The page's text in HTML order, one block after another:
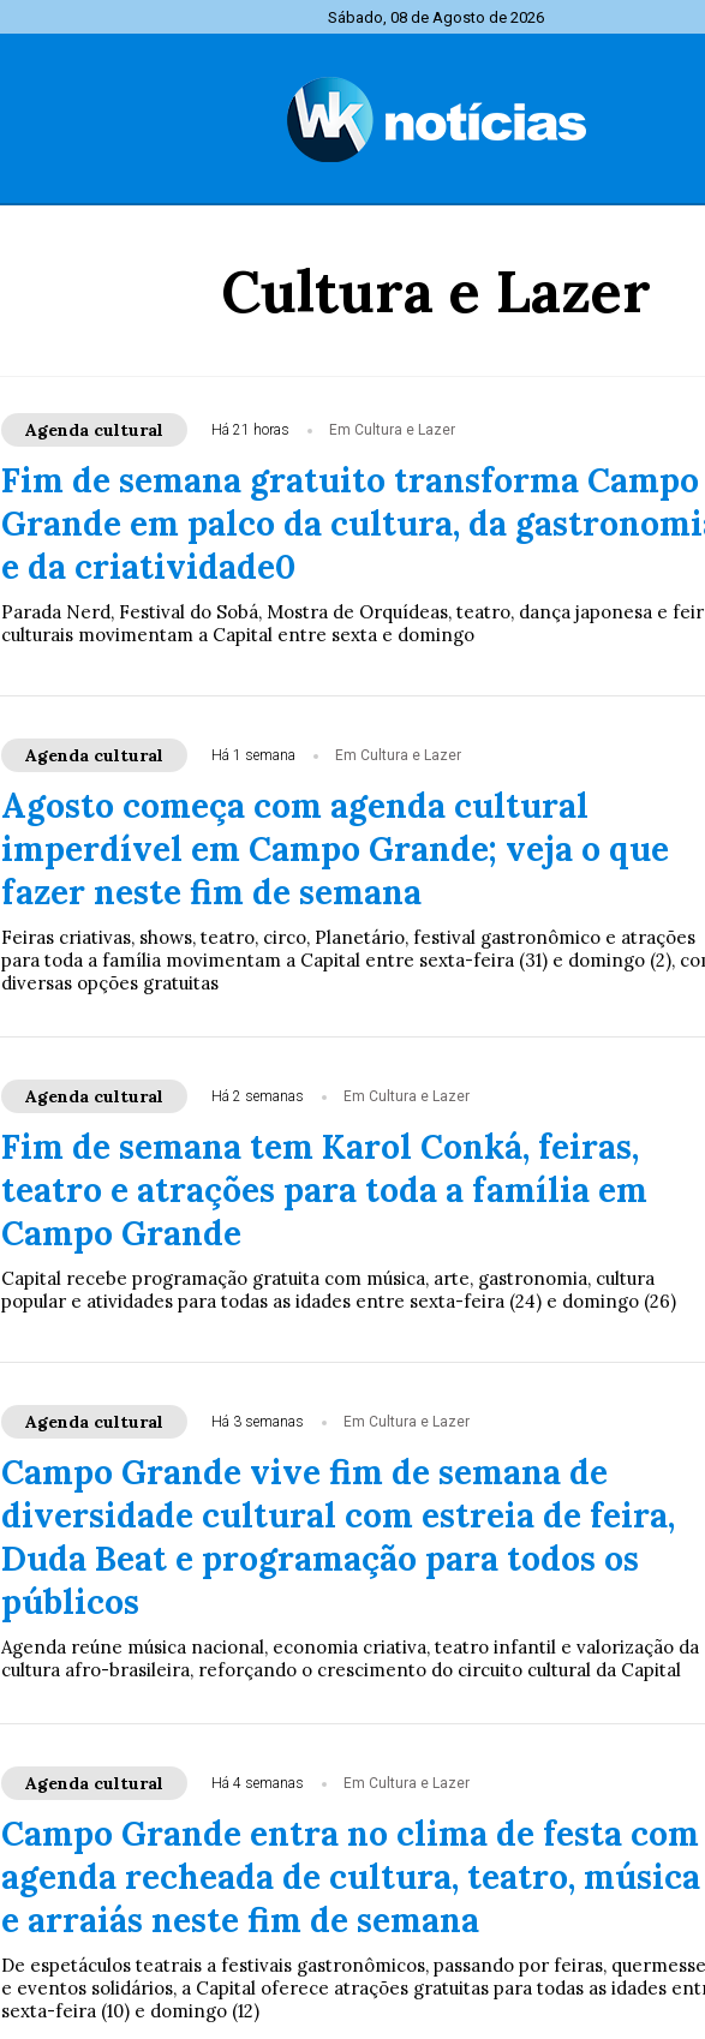
Sábado, 08 de Agosto de 2026
Cultura e Lazer
Agenda cultural Há 21 horas Em Cultura e Lazer
Fim de semana gratuito transforma Campo
Grande em palco da cultura, da
e da criatividade0
Parada Nerd, Festival do Sobá, Mostra de Orquídeas, teatro, dança japonesa e
culturais movimentam a Capital entre sexta e domingo
Agenda cultural Há 1 semana Em Cultura e Lazer
Agosto começa com agenda cultural
imperdível em Campo Grande; veja o que
fazer neste fim de semana
Feiras criativas, shows, teatro, circo, Planetário, festival gastronômico e atrações
para toda a família movimentam a Capital entre sexta-feira (31) e domingo (2),
diversas opções gratuitas
Agenda cultural Há 2 semanas Em Cultura e Lazer
Fim de semana tem Karol Conká, feiras,
teatro e atrações para toda a família em
Campo Grande
Capital recebe programação gratuita com música, arte, gastronomia, cultura
popular e atividades para todas as idades entre sexta-feira (24) e domingo (26)
Agenda cultural Há 3 semanas Em Cultura e Lazer
Campo Grande vive fim de semana de
diversidade cultural com estreia de feira,
Duda Beat e programação para todos os
públicos
Agenda reúne música nacional, economia criativa, teatro infantil e valorização da
cultura afro-brasileira, reforçando o crescimento do circuito cultural da Capital
Agenda cultural Há 4 semanas Em Cultura e Lazer
Campo Grande entra no clima de festa com
agenda recheada de cultura, teatro, música
e arraiás neste fim de semana
De espetáculos teatrais a festivais gastronômicos, passando por feiras,
e eventos solidários, a Capital oferece atrações gratuitas para todas as idades
sexta-feira (10) e domingo (12)